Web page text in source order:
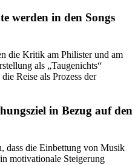
werden in den Songs
die Kritik am Philister und am
als „Taugenichts“
Reise als Prozess der
in Bezug auf den
dass die Einbettung von Musik
motivationale Steigerung